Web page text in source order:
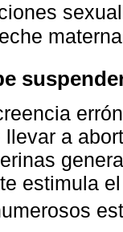
a
estimula